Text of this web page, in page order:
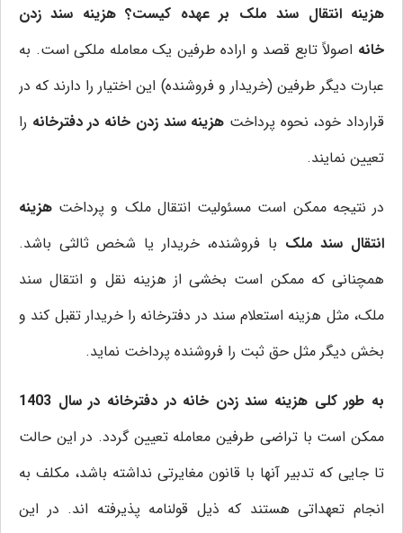
هزینه انتقال سند ملک بر عهده کیست؟ هزینه سند زدن
خانه اصولاً تابع قصد و اراده طرفین یک معامله ملکی است. به
عبارت دیگر طرفین (خریدار و فروشنده) این اختیار را دارند که در
قرارداد خود، نحوه پرداخت هزینه سند زدن خانه در دفترخانه را
تعیین نمایند.
در نتیجه ممکن است مسئولیت انتقال ملک و پرداخت هزینه
انتقال سند ملک با فروشنده، خریدار یا شخص ثالثی باشد.
همچنانی که ممکن است بخشی از هزینه نقل و انتقال سند
ملک، مثل هزینه استعلام سند در دفترخانه را خریدار تقبل کند و
بخش دیگر مثل حق ثبت را فروشنده پرداخت نماید.
به طور کلی هزینه سند زدن خانه در دفترخانه در سال 1403
ممکن است با تراضی طرفین معامله تعیین گردد. در این حالت
تا جایی که تدبیر آنها با قانون مغایرتی نداشته باشد، مکلف به
انجام تعهداتی هستند که ذیل قولنامه پذیرفته اند. در این